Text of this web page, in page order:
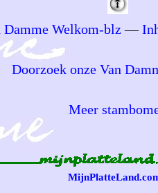
Damme Welkom-blz—
Doorzoek onze Van
Meer